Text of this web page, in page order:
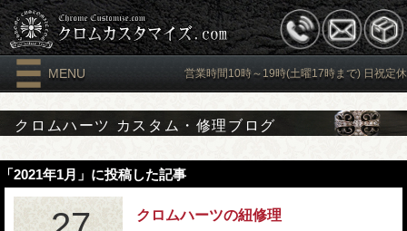
MENU 営業時間10時～19時(土曜17時まで) 日祝定休
クロムハーツ カスタム・修理ブログ
「2021年1月」に投稿した記事
クロムハーツの紐修理